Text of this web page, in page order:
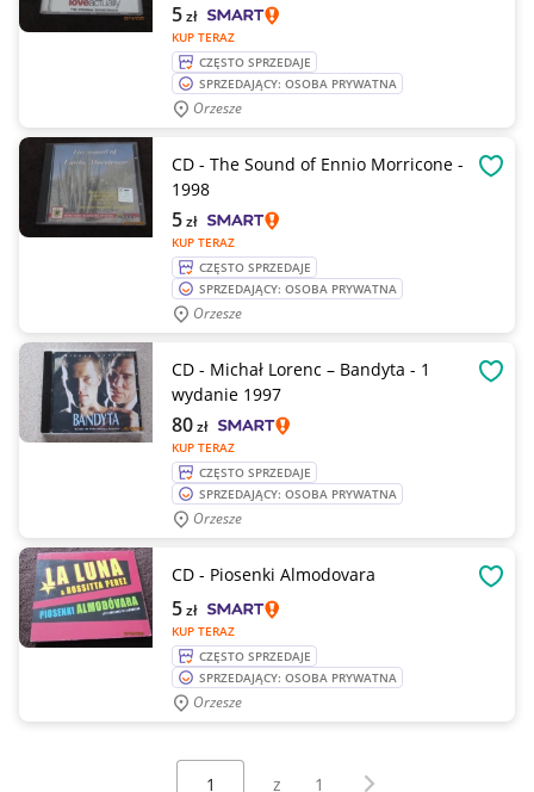
KUP TERAZ
5zł
CZĘSTO SPRZEDAJE
SPRZEDAJĄCY: OSOBA PRYWATNA
Orzesze
CD - The Sound of Ennio Morricone -
1998
KUP TERAZ
5zł
CZĘSTO SPRZEDAJE
SPRZEDAJĄCY: OSOBA PRYWATNA
Orzesze
CD - Michał Lorenc – Bandyta - 1
wydanie 1997
KUP TERAZ
80zł
CZĘSTO SPRZEDAJE
SPRZEDAJĄCY: OSOBA PRYWATNA
Orzesze
CD - Piosenki Almodovara
KUP TERAZ
5zł
CZĘSTO SPRZEDAJE
SPRZEDAJĄCY: OSOBA PRYWATNA
Orzesze
Wybierz stronę:
z 1 Następna strona